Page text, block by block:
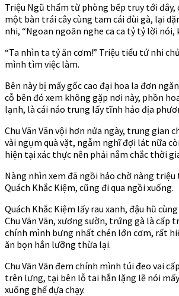
Triệu Ngũ thẩm từ phòng bếp truy tới đây,
một bàn trái cây cùng tam cái đùi gà, lại
nhi, “Ngoan ngoãn nghe ca ca tỷ tỷ lời nói,
“Ta nhìn ta tỷ ăn cơm!” Triệu tiểu tứ nhi
mình tìm việc làm.
Bên này bị mấy gốc cao đại hoa la đơn
cỗ bên đó xem không gặp nơi này, phồn
lạnh, là cái náo trung lấy tĩnh hảo địa
Chu Vãn Vãn vội hơn nửa ngày, trung gian
vài ngụm quà vặt, ngẫm nghĩ đợi lát nữa
hiện tại xác thực nên phải nắm chắc thời
Nàng nhìn xem đã ngồi hảo chờ nàng
Quách Khắc Kiệm, cũng đi qua ngồi xuống.
Quách Khắc Kiệm lấy rau xanh, đậu hũ
Chu Vãn Vãn, xương sườn, trứng gà là cấp
chính mình bưng nhất chén lớn cơm, rất
ăn bọn hắn lưỡng thừa lại.
Chu Vãn Vãn đem chính mình túi đeo vai
trên lưng, tại bên lỗ tai hắn lặng lẽ nói
xuống ghế dựa chạy.